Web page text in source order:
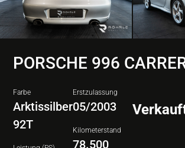
PORSCHE 996
Farbe
Arktissilber
92T
Erstzulassung
05/2003
Kilometerstand
78.500